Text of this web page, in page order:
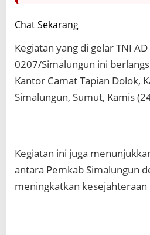
Chat Sekarang
Kegiatan yang di gelar TNI
0207/Simalungun ini
Kantor Camat Tapian Dolok,
Simalungun, Sumut, Kamis
Kegiatan ini juga
antara Pemkab Simalungun
meningkatkan kesejahteraan